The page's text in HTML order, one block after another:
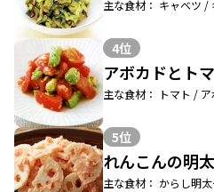
主な食材： キャベツ /
4位
アボカドとト
主な食材： トマト / ア
5位
れんこんの明
主な食材： からし明